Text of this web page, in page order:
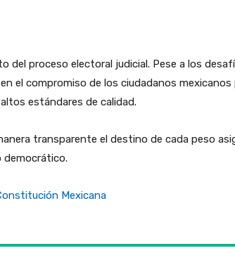
del proceso electoral judicial. Pese a los
el compromiso de los ciudadanos mexicanos
estándares de calidad.
transparente el destino de cada peso
democrático.
Mexicana